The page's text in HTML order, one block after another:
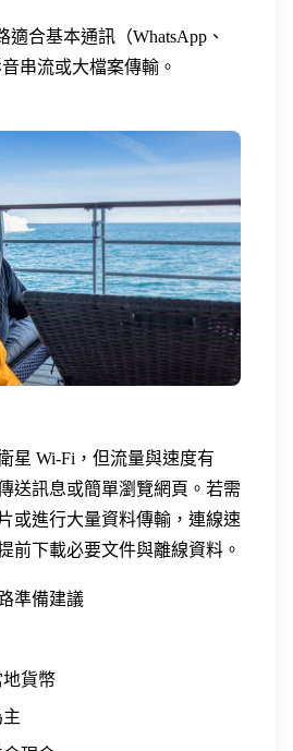
適合基本通訊（WhatsApp、
串流或大檔案傳輸。
星 Wi-Fi，但流量與速度有
送訊息或簡單瀏覽網頁。若需
或進行大量資料傳輸，連線速
前下載必要文件與離線資料。
準備建議
貨幣